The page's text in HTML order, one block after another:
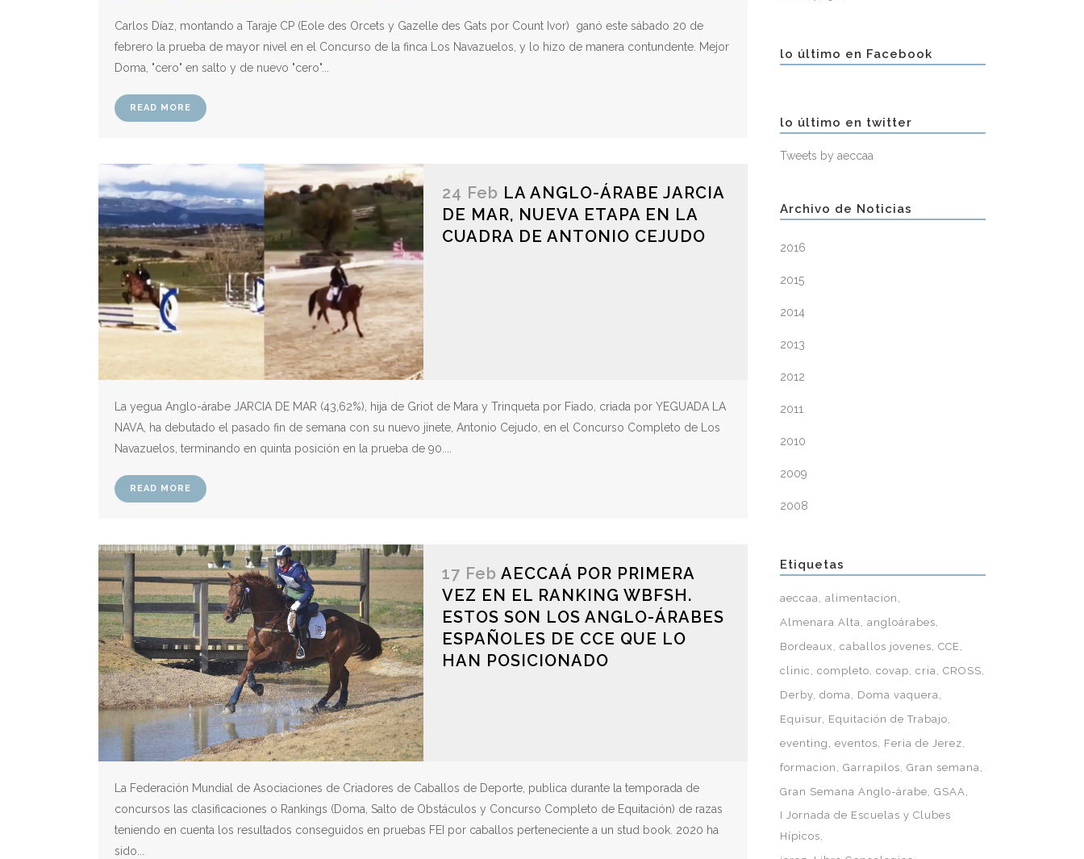
Carlos Díaz, montando a Taraje CP (Eole des Orcets y Gazelle des Gats por Count Ivor) ganó este sábado 20 de
febrero la prueba de mayor nivel en el Concurso de la finca Los Navazuelos, y lo hizo de manera contundente. Mejor
Doma, "cero" en salto y de nuevo "cero"...
READ MORE
24 Feb LA ANGLO-ÁRABE JARCIA
DE MAR, NUEVA ETAPA EN LA
CUADRA DE ANTONIO CEJUDO
La yegua Anglo-árabe JARCIA DE MAR (43,62%), hija de Griot de Mara y Trinqueta por Fiado, criada por YEGUADA LA
NAVA, ha debutado el pasado fin de semana con su nuevo jinete, Antonio Cejudo, en el Concurso Completo de Los
Navazuelos, terminando en quinta posición en la prueba de 90....
READ MORE
17 Feb AECCAÁ POR PRIMERA
VEZ EN EL RANKING WBFSH.
ESTOS SON LOS ANGLO-ÁRABES
ESPAÑOLES DE CCE QUE LO
HAN POSICIONADO
La Federación Mundial de Asociaciones de Criadores de Caballos de Deporte, publica durante la temporada de
concursos las clasificaciones o Rankings (Doma, Salto de Obstáculos y Concurso Completo de Equitación) de razas
teniendo en cuenta los resultados conseguidos en pruebas FEI por caballos perteneciente a un stud book. 2020 ha
sido...
lo último en Facebook
lo último en twitter
Tweets by aeccaa
Archivo de Noticias
2016
2015
2014
2013
2012
2011
2010
2009
2008
Etiquetas
aeccaa alimentacion
Almenara Alta angloárabes
Bordeaux
caballos jovenes CCE
clinic
completo covap cria CROSS
Derby doma
Doma vaquera
Equisur Equitación de Trabajo
eventing
eventos
Feria de Jerez
formacion
Garrapilos Gran semana
Gran Semana Anglo-árabe GSAA
I Jornada de Escuelas y Clubes
Hípicos